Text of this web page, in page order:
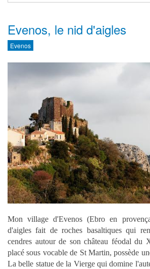
Evenos, le nid d'aigles
Evenos
Mon village d'Evenos (Ebro en
d'aigles fait de roches basaltiques qui
cendres autour de son château féodal du
placé sous vocable de St Martin, possède
La belle statue de la Vierge qui domine